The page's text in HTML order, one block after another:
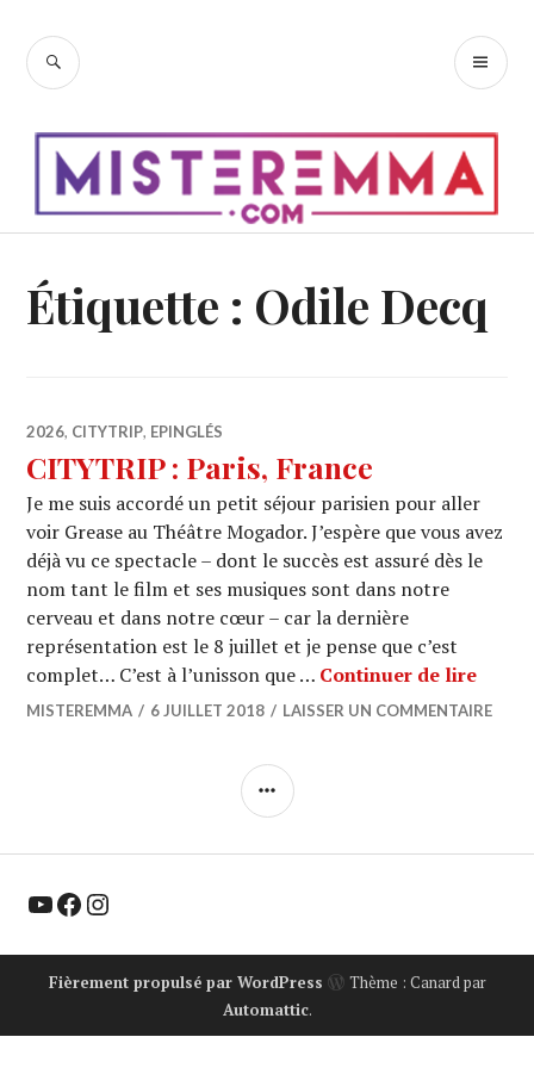
contenu
RECHERCHE
Étiquette : Odile Decq
2026, CITYTRIP, EPINGLÉS
CITYTRIP : Paris, France
Je me suis accordé un petit séjour parisien pour aller
voir Grease au Théâtre Mogador. J’espère que vous avez
déjà vu ce spectacle – dont le succès est assuré dès le
nom tant le film et ses musiques sont dans notre
cerveau et dans notre cœur – car la dernière
représentation est le 8 juillet et je pense que c’est
complet… C’est à l’unisson que … Continuer de lire
MISTEREMMA 6 JUILLET 2018 LAISSER UN COMMENTAIRE
COLONNE
YouTube Facebook Instagram
Fièrement propulsé par WordPress
Thème : Canard par
Automattic.